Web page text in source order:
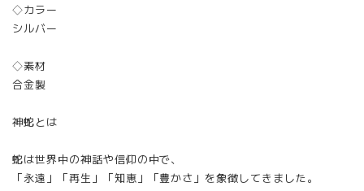
◇カラー
シルバー
◇素材
合金製
神蛇とは
蛇は世界中の神話や信仰の中で、
「永遠」「再生」「知恵」「豊かさ」を象徴してきました。